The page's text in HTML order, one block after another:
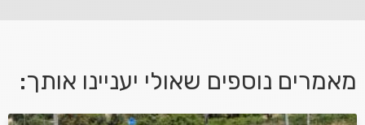
מאמרים נוספים שאולי יעניינו אותך: